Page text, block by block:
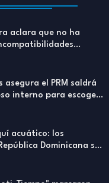
aclara que no ha
Contrataciones
asegura el PRM saldrá
interno para escoger
acuático: los
Dominicana se